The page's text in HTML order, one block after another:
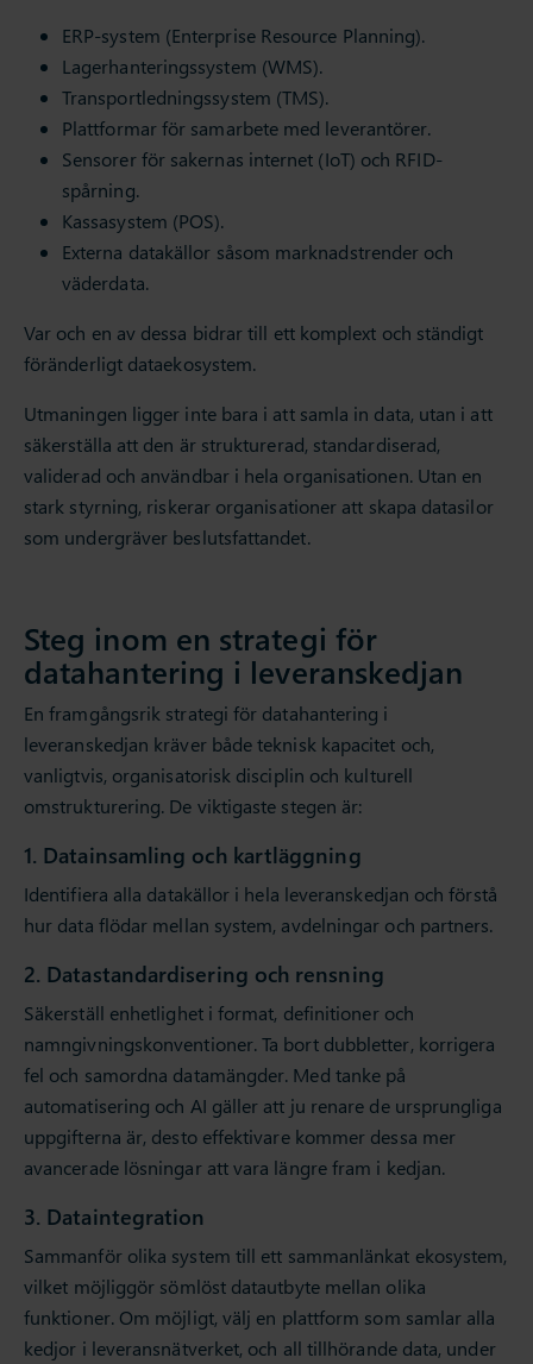
ERP-system (Enterprise Resource Planning).
Lagerhanteringssystem (WMS).
Transportledningssystem (TMS).
Plattformar för samarbete med leverantörer.
Sensorer för sakernas internet (IoT) och RFID-
spårning.
Kassasystem (POS).
Externa datakällor såsom marknadstrender och
väderdata.
Var och en av dessa bidrar till ett komplext och ständigt
föränderligt dataekosystem.
Utmaningen ligger inte bara i att samla in data, utan i att
säkerställa att den är strukturerad, standardiserad,
validerad och användbar i hela organisationen. Utan en
stark styrning, riskerar organisationer att skapa datasilor
som undergräver beslutsfattandet.
Steg inom en strategi för
datahantering i leveranskedjan
En framgångsrik strategi för datahantering i
leveranskedjan kräver både teknisk kapacitet och,
vanligtvis, organisatorisk disciplin och kulturell
omstrukturering. De viktigaste stegen är:
1. Datainsamling och kartläggning
Identifiera alla datakällor i hela leveranskedjan och förstå
hur data flödar mellan system, avdelningar och partners.
2. Datastandardisering och rensning
Säkerställ enhetlighet i format, definitioner och
namngivningskonventioner. Ta bort dubbletter, korrigera
fel och samordna datamängder. Med tanke på
automatisering och AI gäller att ju renare de ursprungliga
uppgifterna är, desto effektivare kommer dessa mer
avancerade lösningar att vara längre fram i kedjan.
3. Dataintegration
Sammanför olika system till ett sammanlänkat ekosystem,
vilket möjliggör sömlöst datautbyte mellan olika
funktioner. Om möjligt, välj en plattform som samlar alla
kedjor i leveransnätverket, och all tillhörande data, under